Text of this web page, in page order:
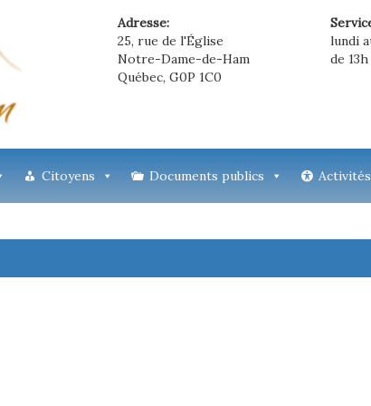
Adresse:
25, rue de l'Église
Notre-Dame-de-Ham
Québec, G0P 1C0
lundi
de
Citoyens Documents publics Activités